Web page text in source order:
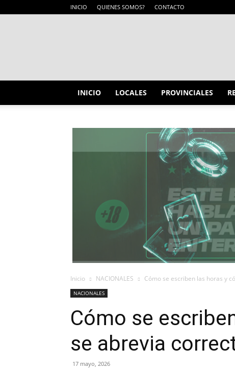
INICIO QUIENES SOMOS? CONTACTO
INICIO LOCALES PROVINCIALES
Inicio NACIONALES Cómo se escriben las horas y
NACIONALES
Cómo se
se abrevia
17 mayo, 2026